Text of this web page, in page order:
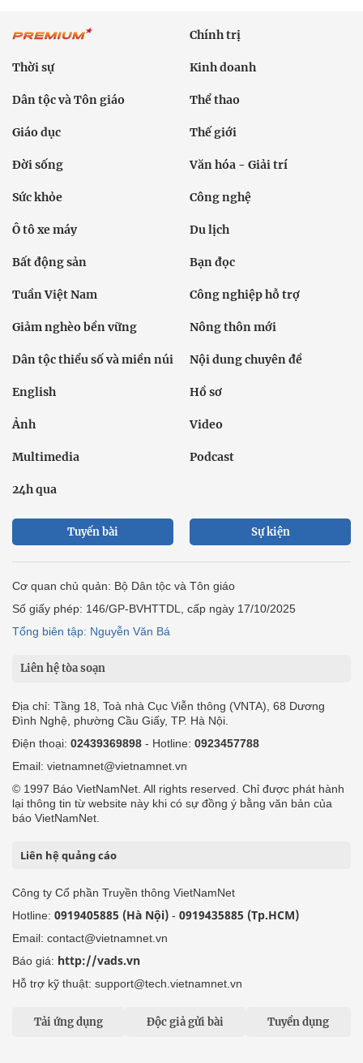
Chính trị
Thời sự Kinh doanh
Dân tộc và Tôn giáo Thể thao
Giáo dục Thế giới
Đời sống Văn hóa - Giải trí
Sức khỏe Công nghệ
Ô tô xe máy Du lịch
Bất động sản Bạn đọc
Tuần Việt Nam Công nghiệp hỗ trợ
Giảm nghèo bền vững Nông thôn mới
Dân tộc thiểu số và miền núi Nội dung chuyên đề
English Hồ sơ
Ảnh Video
Multimedia Podcast
24h qua
Tuyến bài Sự kiện
Cơ quan chủ quản: Bộ Dân tộc và Tôn giáo
Số giấy phép: 146/GP-BVHTTDL, cấp ngày 17/10/2025
Tổng biên tập: Nguyễn Văn Bá
Liên hệ tòa soạn
Địa chỉ: Tầng 18, Toà nhà Cục Viễn thông (VNTA), 68 Dương
Đình Nghệ, phường Cầu Giấy, TP. Hà Nội.
Điện thoại: 02439369898 - Hotline: 0923457788
Email: vietnamnet@vietnamnet.vn
© 1997 Báo VietNamNet. All rights reserved. Chỉ được phát hành
lại thông tin từ website này khi có sự đồng ý bằng văn bản của
báo VietNamNet.
Liên hệ quảng cáo
Công ty Cổ phần Truyền thông VietNamNet
Hotline: 0919405885 (Hà Nội) - 0919435885 (Tp.HCM)
Email: contact@vietnamnet.vn
Báo giá: http://vads.vn
Hỗ trợ kỹ thuật: support@tech.vietnamnet.vn
Tải ứng dụng Độc giả gửi bài Tuyển dụng